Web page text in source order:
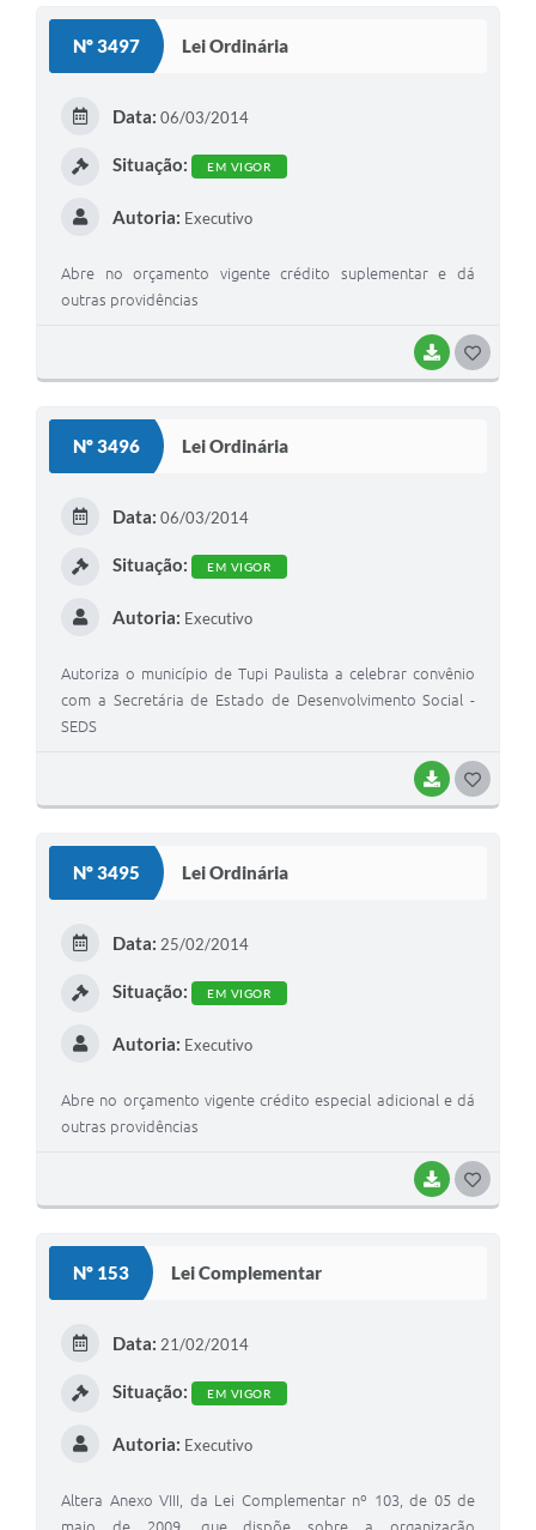
Nº 3497 Lei Ordinária
BAIXAR
Data: 06/03/2014
Situação: EM VIGOR
Autoria: Executivo
Abre no orçamento vigente crédito suplementar e dá
outras providências
Nº 3496 Lei Ordinária
BAIXAR
Data: 06/03/2014
Situação: EM VIGOR
Autoria: Executivo
Autoriza o município de Tupi Paulista a celebrar convênio
com a Secretária de Estado de Desenvolvimento Social -
SEDS
Nº 3495 Lei Ordinária
BAIXAR
Data: 25/02/2014
Situação: EM VIGOR
Autoria: Executivo
Abre no orçamento vigente crédito especial adicional e dá
outras providências
Nº 153 Lei Complementar
Data: 21/02/2014
Situação: EM VIGOR
Autoria: Executivo
Altera Anexo VIII, da Lei Complementar nº 103, de 05 de
maio de 2009, que dispõe sobre a organização